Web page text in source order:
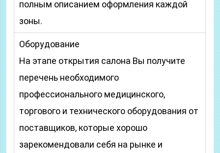
полным описанием оформления каждой
зоны.
Оборудование
На этапе открытия салона Вы получите
перечень необходимого
профессионального медицинского,
торгового и технического оборудования от
поставщиков, которые хорошо
зарекомендовали себя на рынке и